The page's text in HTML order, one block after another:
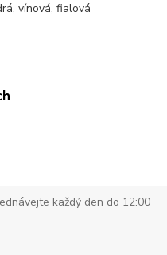
vínová, fialová
každý den do 12:00